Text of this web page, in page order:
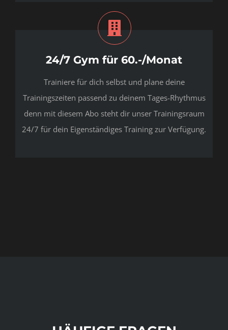
24/7 Gym für 60.-/Monat
Trainiere für dich selbst und plane deine
Trainingszeiten passend zu deinem Tages-Rhythmus
denn mit diesem Abo steht dir unser Trainingsraum
24/7 für dein Eigenständiges Training zur Verfügung.